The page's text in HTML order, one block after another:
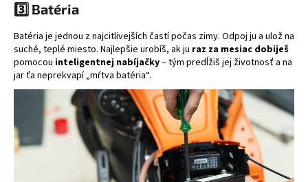
3️⃣ Batéria
Batéria je jednou z najcitlivejších častí počas zimy. Odpoj ju a ulož na
suché, teplé miesto. Najlepšie urobíš, ak ju raz za mesiac dobiješ
pomocou inteligentnej nabíjačky– tým predĺžiš jej životnosť a na
jar ťa neprekvapí „mŕtva batéria“.